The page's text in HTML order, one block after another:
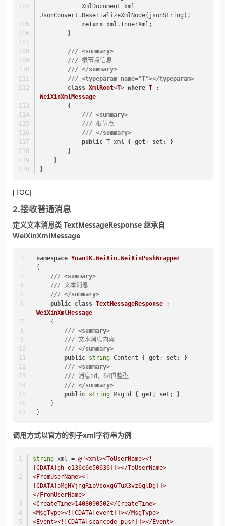
JsonConvert.DeserializeXmlNode(jsonString);
return xml.InnerXml;
        }
/// <summary>
/// 根节点信息
/// </summary>
/// <typeparam name="T"></typeparam>
class XmlRoot<T> where T
WeiXinXmlMessage
        {
/// <summary>
/// 根节点
/// </summary>
public T xml { get; set; }
        }
    }
}
[TOC]
2.接收普通消息
定义文本消息类 TextMessageResponse 继承自
WeiXinXmlMessage
namespace YuanTK.WeiXin.WeiXinPushWrapper
{
/// <summary>
/// 文本消息
/// </summary>
public class TextMessageResponse
WeiXinXmlMessage
    {
/// <summary>
/// 文本消息内容
/// </summary>
public string Content { get; set; }
/// <summary>
/// 消息id，64位整型
/// </summary>
public string MsgId { get; set; }
    }
}
调用方式以官方的例子xml字符串为例
string xml = @"<xml><ToUserName><!
[CDATA[gh_e136c6e50636]]></ToUserName>
<FromUserName><!
[CDATA[oMgHVjngRipVsoxg6TuX3vz6glDg]]>
</FromUserName>
<CreateTime>1408090502</CreateTime>
<MsgType><![CDATA[event]]></MsgType>
<Event><![CDATA[scancode_push]]></Event>